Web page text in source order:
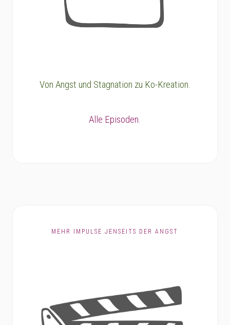
Von Angst und Stagnation zu Ko-Kreation.
Alle Episoden.
MEHR IMPULSE JENSEITS DER ANGST